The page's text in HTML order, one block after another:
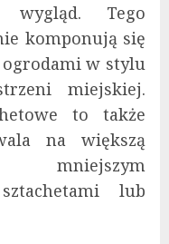
wygląd. Tego
komponują się
w stylu
miejskiej.
to także
na większą
mniejszym
lub